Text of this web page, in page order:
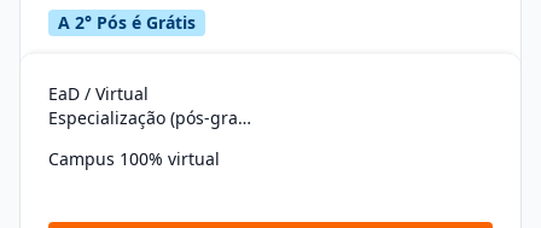
A 2° Pós é Grátis
EaD / Virtual
Especialização (pós-graduação)
Campus 100% virtual